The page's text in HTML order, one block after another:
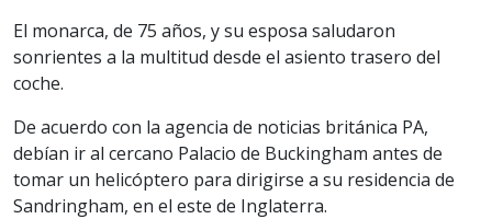
El monarca, de 75 años, y su esposa saludaron
sonrientes a la multitud desde el asiento trasero del
coche.
De acuerdo con la agencia de noticias británica PA,
debían ir al cercano Palacio de Buckingham antes de
tomar un helicóptero para dirigirse a su residencia de
Sandringham, en el este de Inglaterra.